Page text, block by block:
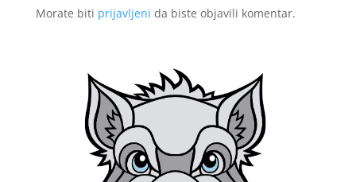
Morate biti prijavljeni da biste objavili komentar.